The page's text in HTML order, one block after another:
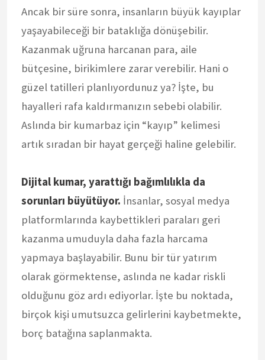
Ancak bir süre sonra, insanların büyük kayıplar
yaşayabileceği bir bataklığa dönüşebilir.
Kazanmak uğruna harcanan para, aile
bütçesine, birikimlere zarar verebilir. Hani o
güzel tatilleri planlıyordunuz ya? İşte, bu
hayalleri rafa kaldırmanızın sebebi olabilir.
Aslında bir kumarbaz için “kayıp” kelimesi
artık sıradan bir hayat gerçeği haline gelebilir.
Dijital kumar, yarattığı bağımlılıkla da
sorunları büyütüyor. İnsanlar, sosyal medya
platformlarında kaybettikleri paraları geri
kazanma umuduyla daha fazla harcama
yapmaya başlayabilir. Bunu bir tür yatırım
olarak görmektense, aslında ne kadar riskli
olduğunu göz ardı ediyorlar. İşte bu noktada,
birçok kişi umutsuzca gelirlerini kaybetmekte,
borç batağına saplanmakta.